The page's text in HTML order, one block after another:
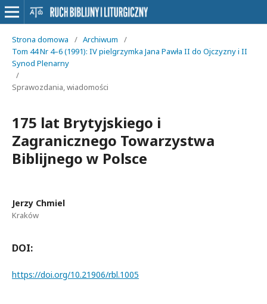
Strona domowa / Archiwum
/
Tom 44 Nr 4–6 (1991): IV pielgrzymka Jana Pawła II do Ojczyzny i II
Synod Plenarny
/
Sprawozdania, wiadomości
175 lat Brytyjskiego i
Zagranicznego Towarzystwa
Biblijnego w Polsce
Jerzy Chmiel
Kraków
DOI:
https://doi.org/10.21906/rbl.1005